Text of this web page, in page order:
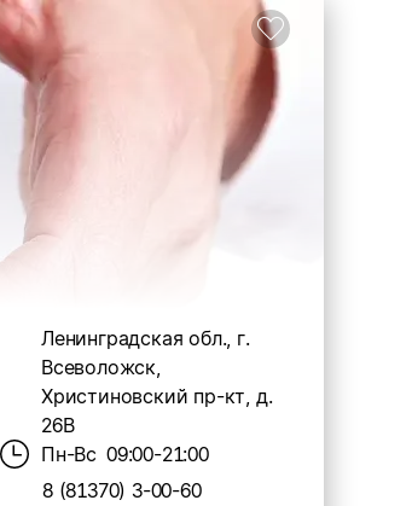
Ленинградская обл., г.
Всеволожск,
Христиновский пр-кт, д.
26В
Пн-Вс 09:00-21:00
8 (81370) 3-00-60